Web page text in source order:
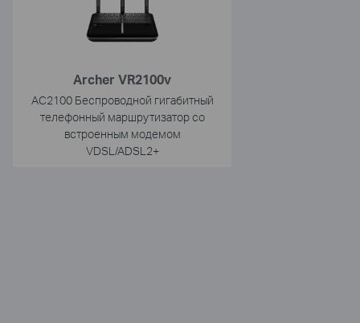
Archer VR2100v
AC2100 Беспроводной гигабитный
телефонный маршрутизатор со
встроенным модемом
VDSL/ADSL2+